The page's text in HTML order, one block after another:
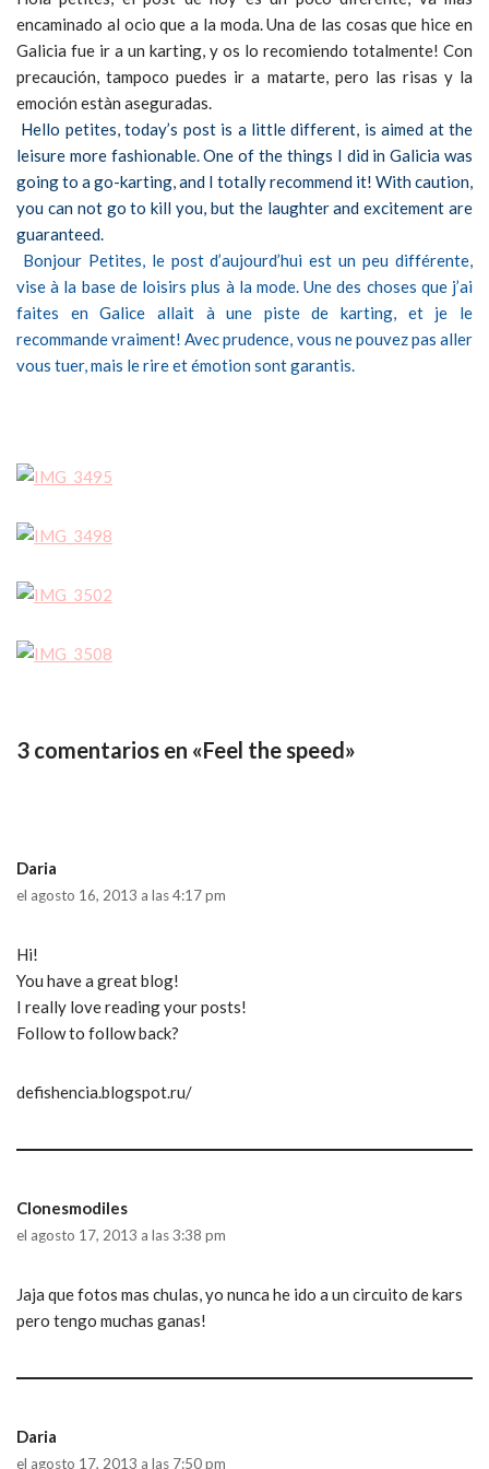
encaminado al ocio que a la moda. Una de las cosas que hice en
Galicia fue ir a un karting, y os lo recomiendo totalmente! Con
precaución, tampoco puedes ir a matarte, pero las risas y la
emoción estàn aseguradas.
Hello petites, today’s post is a little different, is aimed at the
leisure more fashionable. One of the things I did in Galicia was
going to a go-karting, and I totally recommend it! With caution,
you can not go to kill you, but the laughter and excitement are
guaranteed.
Bonjour Petites, le post d’aujourd’hui est un peu différente,
vise à la base de loisirs plus à la mode. Une des choses que j’ai
faites en Galice allait à une piste de karting, et je le
recommande vraiment! Avec prudence, vous ne pouvez pas aller
vous tuer, mais le rire et émotion sont garantis.
3 comentarios en «Feel the speed»
Daria
el agosto 16, 2013 a las 4:17 pm
Hi!
You have a great blog!
I really love reading your posts!
Follow to follow back?
defishencia.blogspot.ru/
Clonesmodiles
el agosto 17, 2013 a las 3:38 pm
Jaja que fotos mas chulas, yo nunca he ido a un circuito de kars
pero tengo muchas ganas!
Daria
el agosto 17, 2013 a las 7:50 pm